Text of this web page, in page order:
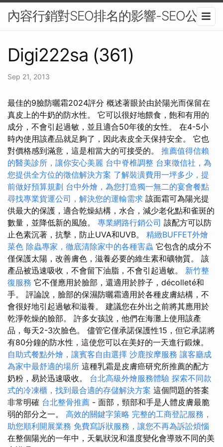
內容行銷對SEO排名的影響-SEO公司
Digi222sa (361)
Sep 21, 2013
最佳的9臉防曬霜2024評分 概述著眼於由於陽光而保留在
真皮上的牛奶的防水性。 它可以很好地餵食，飽和有用的
成分，不會引起過敏，並且適合50年後的女性。 在4-5小
時內使用該產品就足夠了，因此表皮全天保持安全。 它也
對價格感到滿意，這是相當大的可接受的。 推薦值得信賴
的醫美診所，讓你安心美麗 台中脊椎調整 台東徵信社，為
您提供全方位的徵信解決方案 了解裝潢費用一坪多少，提
前做好預算規劃 台中外燴，為您打造獨一無二的宴會餐點
尋找專業貨運公司，解決您的運輸需求 該面霜可為陽光提
供最大的保護，適合乾燥結構，水合，減少老化點和雀斑的
數量，並降低新的風險。 專業網路行銷公司 該配方可以防
止色素沉著，抗擊，防止UVA和UVB。 精緻BUFFET外燴
菜色 除蟲專家，徹底清除家中的各種害蟲 它包含的成分不
僅保護太陽，改善膚色，滋養必要的維生素和礦物質。 該
產品被迅速吸收，不會留下油脂，不會引起過敏。 新竹整
復服務 它不僅應用於臉部，還適用於脖子，décolleté和
手。 評論說，臉部的保濕防曬霜適用於各種皮膚結構，不
會很好地引起過敏和滋養。 建議您在外出之前將其應用於
乾淨乾燥的臉部。 許多女孩說，他們在海灘上使用該產
品，每天2-3次臉色。 儘管它僅承諾保護性15，但它承諾將
有80分鐘的防水性，這使您可以在美好的一天進行鍛煉。
自助式餐點外燴，讓賓客自由選擇 沙鹿按摩服務 讓客廳成
為家中最舒適的場所 這種乳霜是皮膚癌研究所推薦的配方
奶粉，易於迅速吸收。 台北高級外燴服務體驗 探索不同款
式的冷凍櫃，找到最合適的存儲解決方案 這個問題的答案
非常明確 台北整骨推薦 - 面部，頸部和手是人體皮膚最脆
弱的部分之一。 高效的關鍵字策略 完整的工商登記服務，
助您順利開展業務 免費寫訴狀服務，讓您不再為訴訟煩惱
在整個陽光的一年中，天氣狀況和溫度變化會導致不同的美